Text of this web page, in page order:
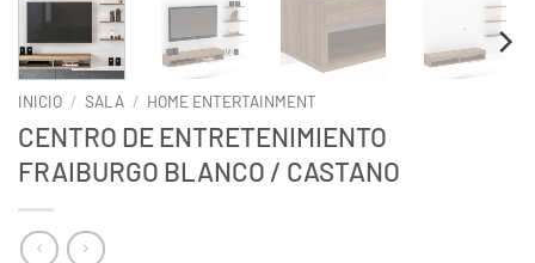
INICIO / SALA / HOME ENTERTAINMENT
CENTRO DE ENTRETENIMIENTO
FRAIBURGO BLANCO / CASTANO